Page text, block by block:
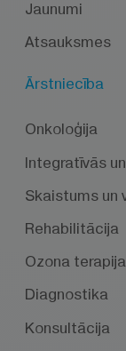
Jaunumi
Atsauksmes
Ārstniecība
Onkoloģija
Integratīvās
Skaistums un
Rehabilitācija
Ozona terapija
Diagnostika
Konsultācija